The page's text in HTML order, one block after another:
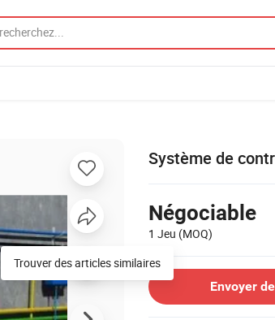
Système de
Négociable
1 Jeu (MOQ)
Envoyer
Trouver des articles similaires